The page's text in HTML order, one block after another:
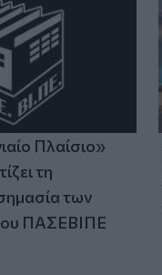
Πλαίσιο»
τη
των
ΠΑΣΕΒΙΠΕ